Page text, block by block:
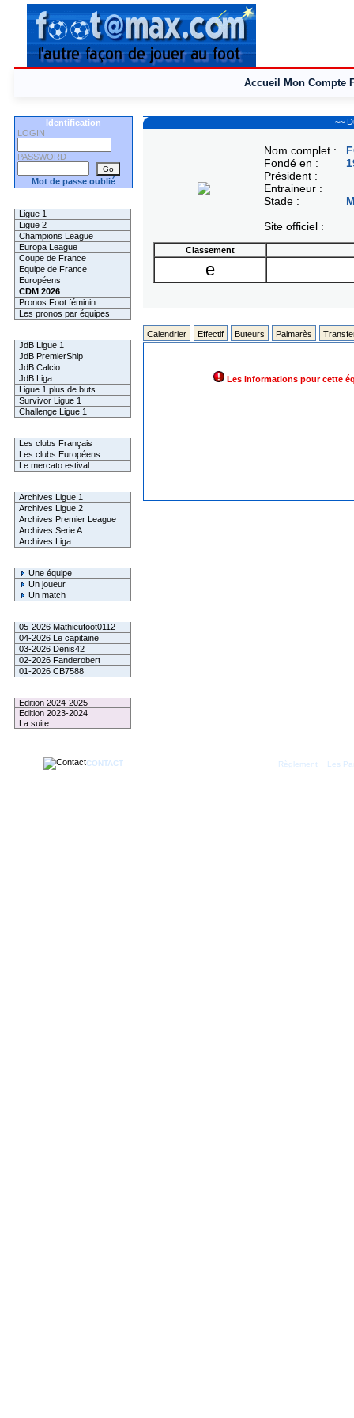
Accueil Mon Compte
Identification
LOGIN
PASSWORD
Mot de passe oublié
Ligue 1
Ligue 2
Champions League
Europa League
Coupe de France
Equipe de France
Européens
CDM 2026
Pronos Foot féminin
Les pronos par équipes
JdB Ligue 1
JdB PremierShip
JdB Calcio
JdB Liga
Ligue 1 plus de buts
Survivor Ligue 1
Challenge Ligue 1
Les clubs Français
Les clubs Européens
Le mercato estival
Archives Ligue 1
Archives Ligue 2
Archives Premier League
Archives Serie A
Archives Liga
Une équipe
Un joueur
Un match
05-2026 Mathieufoot0112
04-2026 Le capitaine
03-2026 Denis42
02-2026 Fanderobert
01-2026 CB7588
Edition 2024-2025
Edition 2023-2024
La suite ...
~~
Nom complet :
Fondé en :
Président :
Entraineur :
Stade :
Site officiel :
Classement
e
Calendrier Effectif Buteurs Palmarès
Les informations pour cette
CONTACT Règlement Les